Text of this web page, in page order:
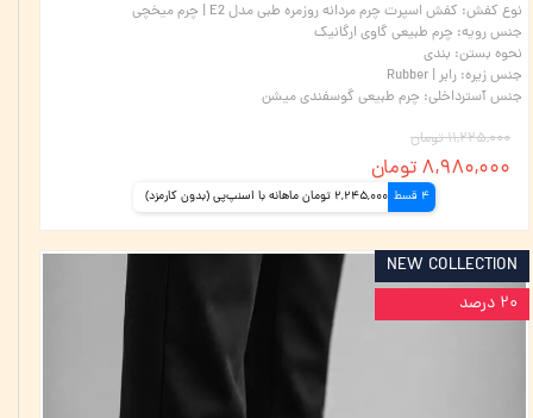
نوع کفش: کفش اسپرت چرم مردانه روزمره طبی مدل E2 | چرم میخچی
جنس رویه: چرم طبیعی گاوی ارگانیک
نحوه بستن: بندی
جنس زیره: رابر | Rubber
جنس آسترداخلی: چرم طبیعی گوسفندی میشن
۱۱,۲۲۵,۰۰۰ تومان
۸,۹۸۰,۰۰۰ تومان
4 قسط 2,245,000 تومان ماهانه با اسنپ‌پی (بدون کارمزد)
NEW COLLECTION
۲۰ درصد